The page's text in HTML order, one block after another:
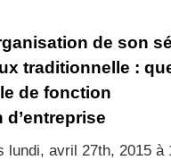
de son
traditionnelle :
de fonction
lundi, avril 27th, 2015